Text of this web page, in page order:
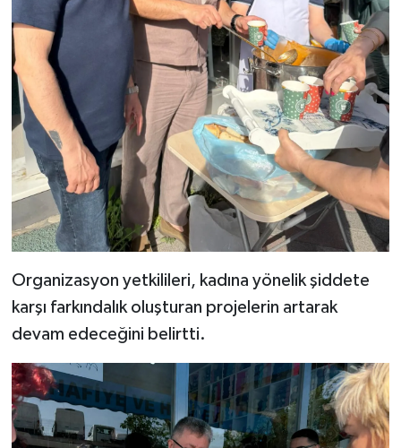
Organizasyon yetkilileri, kadına yönelik şiddete
karşı farkındalık oluşturan projelerin artarak
devam edeceğini belirtti.